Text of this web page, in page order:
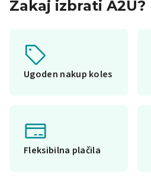
Zakaj izbrati A2U?
Ugoden nakup koles
Fleksibilna plačila